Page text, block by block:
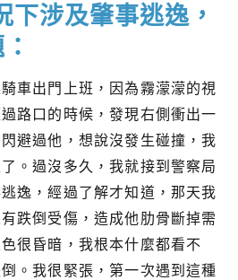
下涉及肇事逃逸，
車出門上班，因為霧濛濛的視
路口的時候，發現右側衝出一
避過他，想說沒發生碰撞，我
。過沒多久，我就接到警察局
逸，經過了解才知道，那天我
跌倒受傷，造成他肋骨斷掉需
很昏暗，我根本什麼都看不
。我很緊張，第一次遇到這種